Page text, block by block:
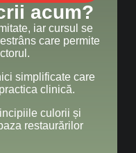
acum?
iar cursul se
care permite
simplificate care
clinică.
culorii și
restaurărilor